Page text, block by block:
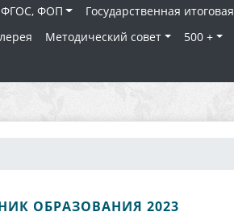
ФГОС, ФОП
Государственная
Методический совет
500 +
ОБРАЗОВАНИЯ 2023